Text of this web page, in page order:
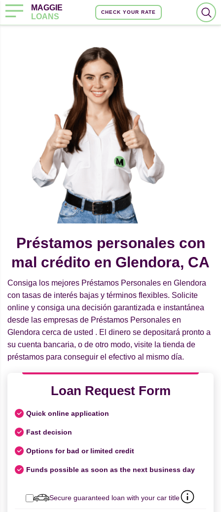
MAGGIE
LOANS
CHECK YOUR RATE
Préstamos personales con
mal crédito en Glendora, CA
Consiga los mejores Préstamos Personales en Glendora
con tasas de interés bajas y términos flexibles. Solicite
online y consiga una decisión garantizada e instantánea
desde las empresas de Préstamos Personales en
Glendora cerca de usted . El dinero se depositará pronto a
su cuenta bancaria, o de otro modo, visite la tienda de
préstamos para conseguir el efectivo al mismo día.
Loan Request Form
Quick online application
Fast decision
Options for bad or limited credit
Funds possible as soon as the next business day
Secure guaranteed loan with your car title